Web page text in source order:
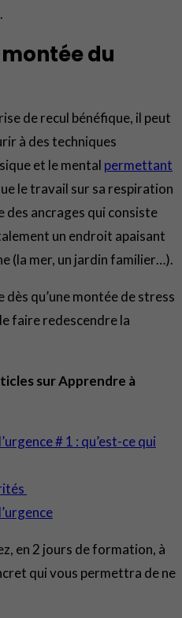
du
de recul bénéfique, il peut
à des techniques
et le mental permettant
le travail sur sa respiration
des ancrages qui consiste
un endroit apaisant
(la mer, un jardin familier…).
qu’une montée de stress
faire redescendre la
sur Apprendre à
# 1 : qu’est-ce qui
en 2 jours de formation, à
qui vous permettra de ne